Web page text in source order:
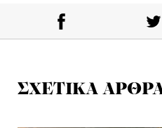
ΣΧΕΤΙΚΑ